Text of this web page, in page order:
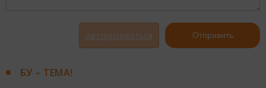
Авторизоваться Отправить
БУ – ТЕМА!